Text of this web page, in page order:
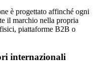
è progettato affinché ogni
il marchio nella propria
piattaforme B2B o
internazionali